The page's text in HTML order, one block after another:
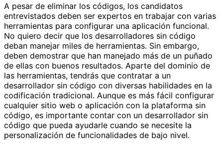
A pesar de eliminar los códigos, los candidatos
entrevistados deben ser expertos en trabajar con varias
herramientas para configurar una aplicación funcional.
No quiero decir que los desarrolladores sin código
deban manejar miles de herramientas. Sin embargo,
deben demostrar que han manejado más de un puñado
de ellas con buenos resultados. Aparte del dominio de
las herramientas, tendrás que contratar a un
desarrollador sin código con diversas habilidades en la
codificación tradicional. Aunque es más fácil configurar
cualquier sitio web o aplicación con la plataforma sin
código, es importante contar con un desarrollador sin
código que pueda ayudarle cuando se necesite la
personalización de funcionalidades de bajo nivel.